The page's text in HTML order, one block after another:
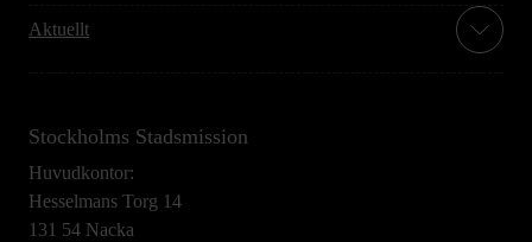
Aktuellt
Stockholms Stadsmission
Huvudkontor:
Hesselmans Torg 14
131 54 Nacka